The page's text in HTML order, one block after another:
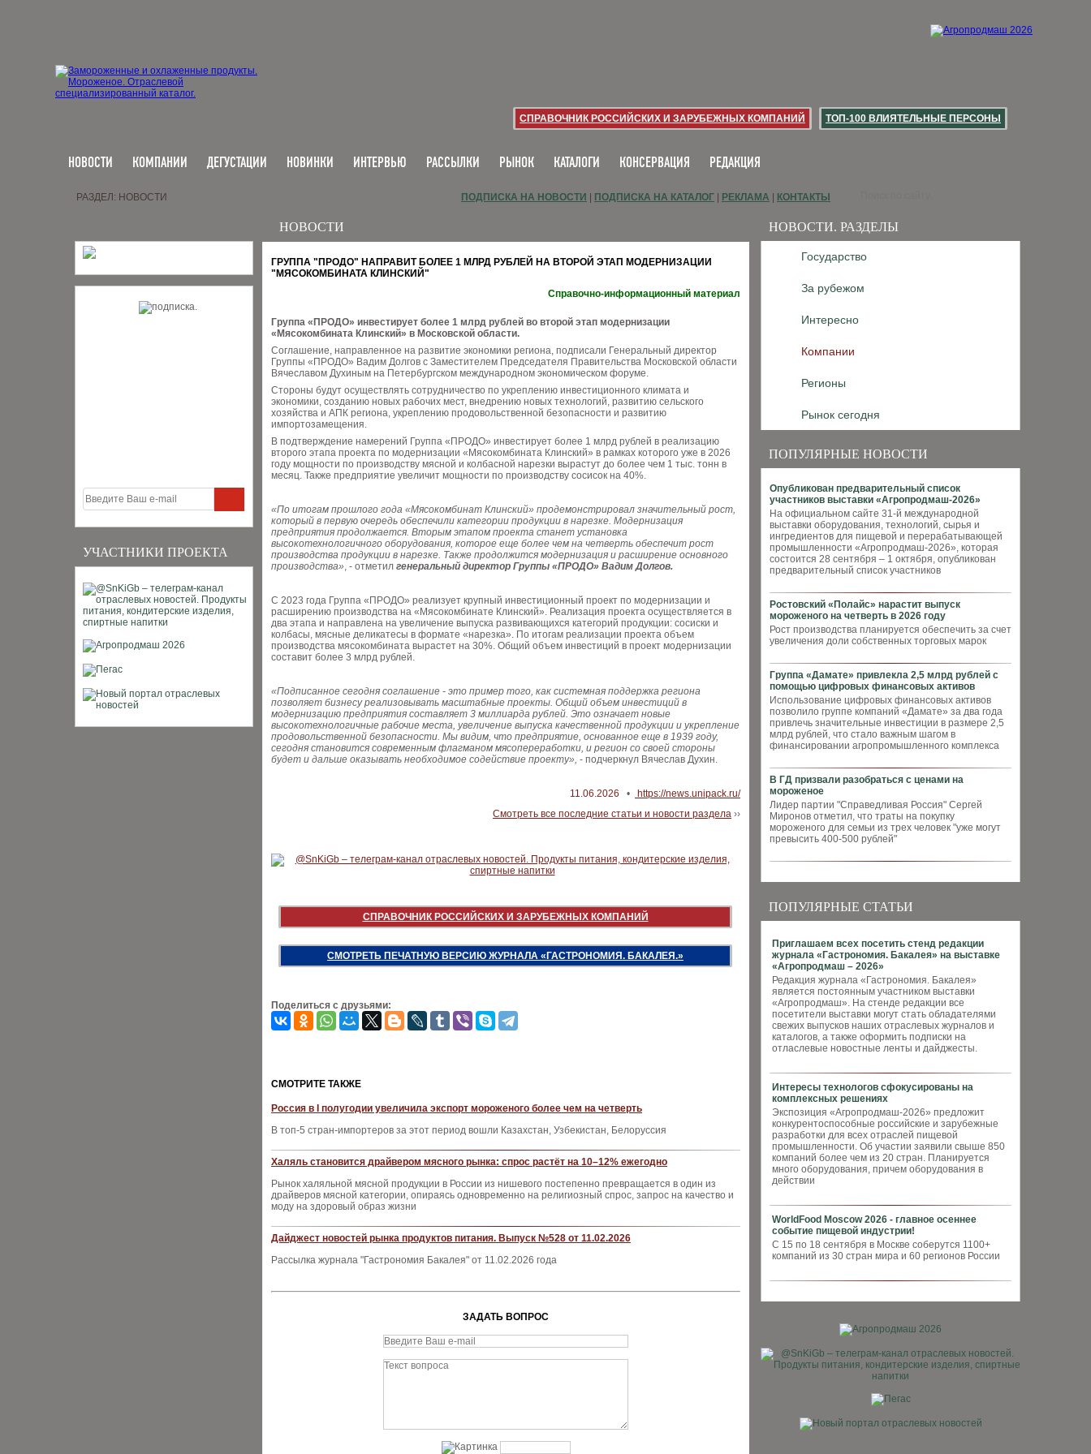
СПРАВОЧНИК РОССИЙСКИХ И ЗАРУБЕЖНЫХ КОМПАНИЙ ТОП-100 ВЛИЯТЕЛЬНЫЕ ПЕРСОНЫ
НОВОСТИ КОМПАНИИ ДЕГУСТАЦИИ НОВИНКИ ИНТЕРВЬЮ РАССЫЛКИ РЫНОК КАТАЛОГИ КОНСЕРВАЦИЯ РЕДАКЦИЯ
УЧАСТНИКИ ПРОЕКТА
НОВОСТИ. РАЗДЕЛЫ
Государство
За рубежом
Интересно
Компании
Регионы
Рынок сегодня
ПОПУЛЯРНЫЕ НОВОСТИ
Опубликован предварительный список
участников выставки «Агропродмаш-2026»
На официальном сайте 31-й международной
выставки оборудования, технологий, сырья и
ингредиентов для пищевой и перерабатывающей
промышленности «Агропродмаш-2026», которая
состоится 28 сентября – 1 октября, опубликован
предварительный список участников
Ростовский «Полайс» нарастит выпуск
мороженого на четверть в 2026 году
Рост производства планируется обеспечить за счет
увеличения доли собственных торговых марок
Группа «Дамате» привлекла 2,5 млрд рублей с
помощью цифровых финансовых активов
Использование цифровых финансовых активов
позволило группе компаний «Дамате» за два года
привлечь значительные инвестиции в размере 2,5
млрд рублей, что стало важным шагом в
финансировании агропромышленного комплекса
В ГД призвали разобраться с ценами на
мороженое
Лидер партии "Справедливая Россия" Сергей
Миронов отметил, что траты на покупку
мороженого для семьи из трех человек "уже могут
превысить 400-500 рублей"
ПОПУЛЯРНЫЕ СТАТЬИ
Приглашаем всех посетить стенд редакции
журнала «Гастрономия. Бакалея» на выставке
«Агропродмаш – 2026»
Редакция журнала «Гастрономия. Бакалея»
является постоянным участником выставки
«Агропродмаш». На стенде редакции все
посетители выставки могут стать обладателями
свежих выпусков наших отраслевых журналов и
каталогов, а также оформить подписки на
отласлевые новостные ленты и дайджесты.
Интересы технологов сфокусированы на
комплексных решениях
Экспозиция «Агропродмаш-2026» предложит
конкурентоспособные российские и зарубежные
разработки для всех отраслей пищевой
промышленности. Об участии заявили свыше 850
компаний более чем из 20 стран. Планируется
много оборудования, причем оборудования в
действии
WorldFood Moscow 2026 - главное осеннее
событие пищевой индустрии!
С 15 по 18 сентября в Москве соберутся 1100+
компаний из 30 стран мира и 60 регионов России
РАЗДЕЛ: НОВОСТИ ПОДПИСКА НА НОВОСТИ ПОДПИСКА НА КАТАЛОГ РЕКЛАМА КОНТАКТЫ
НОВОСТИ
ГРУППА "ПРОДО" НАПРАВИТ БОЛЕЕ 1 МЛРД РУБЛЕЙ НА ВТОРОЙ ЭТАП МОДЕРНИЗАЦИИ
"МЯСОКОМБИНАТА КЛИНСКИЙ"
Справочно-информационный материал
Группа «ПРОДО» инвестирует более 1 млрд рублей во второй этап модернизации
«Мясокомбината Клинский» в Московской области.
Соглашение, направленное на развитие экономики региона, подписали Генеральный директор
Группы «ПРОДО» Вадим Долгов с Заместителем Председателя Правительства Московской области
Вячеславом Духиным на Петербургском международном экономическом форуме.
Стороны будут осуществлять сотрудничество по укреплению инвестиционного климата и
экономики, созданию новых рабочих мест, внедрению новых технологий, развитию сельского
хозяйства и АПК региона, укреплению продовольственной безопасности и развитию
импортозамещения.
В подтверждение намерений Группа «ПРОДО» инвестирует более 1 млрд рублей в реализацию
второго этапа проекта по модернизации «Мясокомбината Клинский» в рамках которого уже в 2026
году мощности по производству мясной и колбасной нарезки вырастут до более чем 1 тыс. тонн в
месяц. Также предприятие увеличит мощности по производству сосисок на 40%.
«По итогам прошлого года «Мясокомбинат Клинский» продемонстрировал значительный рост,
который в первую очередь обеспечили категории продукции в нарезке. Модернизация
предприятия продолжается. Вторым этапом проекта станет установка
высокотехнологичного оборудования, которое еще более чем на четверть обеспечит рост
производства продукции в нарезке. Также продолжится модернизация и расширение основного
производства», - отметил генеральный директор Группы «ПРОДО» Вадим Долгов.
С 2023 года Группа «ПРОДО» реализует крупный инвестиционный проект по модернизации и
расширению производства на «Мясокомбинате Клинский». Реализация проекта осуществляется в
два этапа и направлена на увеличение выпуска развивающихся категорий продукции: сосиски и
колбасы, мясные деликатесы в формате «нарезка». По итогам реализации проекта объем
производства мясокомбината вырастет на 30%. Общий объем инвестиций в проект модернизации
составит более 3 млрд рублей.
«Подписанное сегодня соглашение - это пример того, как системная поддержка региона
позволяет бизнесу реализовывать масштабные проекты. Общий объем инвестиций в
модернизацию предприятия составляет 3 миллиарда рублей. Это означает новые
высокотехнологичные рабочие места, увеличение выпуска качественной продукции и укрепление
продовольственной безопасности. Мы видим, что предприятие, основанное еще в 1939 году,
сегодня становится современным флагманом мясопереработки, и регион со своей стороны
будет и дальше оказывать необходимое содействие проекту», - подчеркнул Вячеслав Духин.
11.06.2026 •
https://news.unipack.ru/
Смотреть все последние статьи и новости раздела ››
СПРАВОЧНИК РОССИЙСКИХ И ЗАРУБЕЖНЫХ КОМПАНИЙ
СМОТРЕТЬ ПЕЧАТНУЮ ВЕРСИЮ ЖУРНАЛА «ГАСТРОНОМИЯ. БАКАЛЕЯ.»
Поделиться с друзьями:
CМОТРИТЕ ТАКЖЕ
Россия в I полугодии увеличила экспорт мороженого более чем на четверть
В топ-5 стран-импортеров за этот период вошли Казахстан, Узбекистан, Белоруссия
Халяль становится драйвером мясного рынка: спрос растёт на 10–12% ежегодно
Рынок халяльной мясной продукции в России из нишевого постепенно превращается в один из
драйверов мясной категории, опираясь одновременно на религиозный спрос, запрос на качество и
моду на здоровый образ жизни
Дайджест новостей рынка продуктов питания. Выпуск №528 от 11.02.2026
Рассылка журнала "Гастрономия Бакалея" от 11.02.2026 года
ЗАДАТЬ ВОПРОС